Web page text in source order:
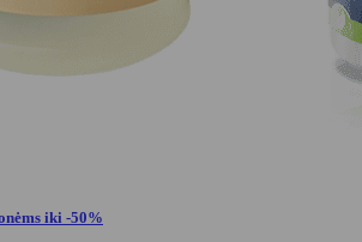
iki -50%